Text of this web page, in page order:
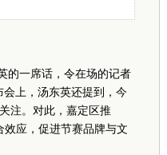
的一席话，令在场的记者
上，汤东英还提到，今
注。对此，嘉定区推
效应，促进节赛品牌与文